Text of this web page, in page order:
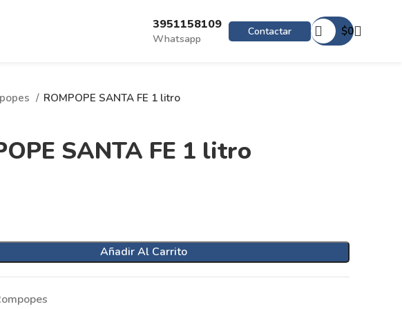
3951158109
Whatsapp
Contactar $0
ROMPOPE SANTA FE 1 litro
SANTA FE 1 litro
Añadir Al Carrito